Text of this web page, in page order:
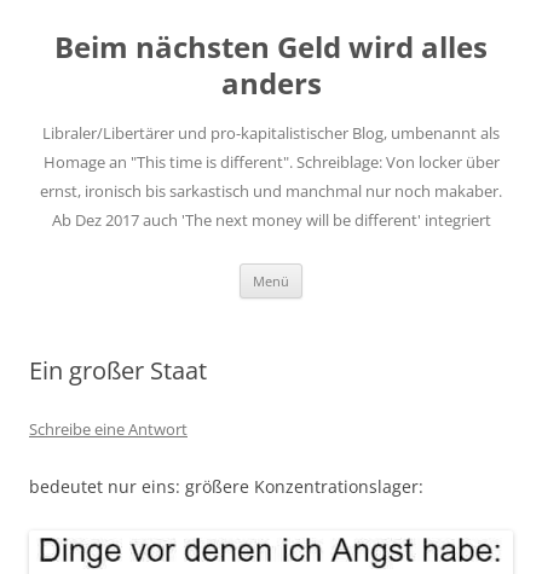
springen
Beim nächsten Geld wird alles
anders
Libraler/Libertärer und pro-kapitalistischer Blog, umbenannt als
Homage an "This time is different". Schreiblage: Von locker über
ernst, ironisch bis sarkastisch und manchmal nur noch makaber.
Ab Dez 2017 auch 'The next money will be different' integriert
Menü
Ein großer Staat
Schreibe eine Antwort
bedeutet nur eins: größere Konzentrationslager: